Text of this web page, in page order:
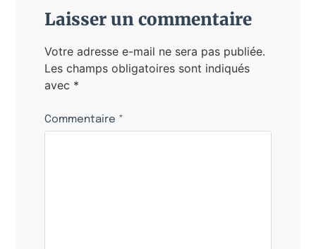
Laisser un commentaire
Votre adresse e-mail ne sera pas publiée.
Les champs obligatoires sont indiqués
avec *
Commentaire *